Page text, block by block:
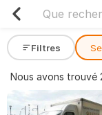
Filtres
Nous avons trouvé